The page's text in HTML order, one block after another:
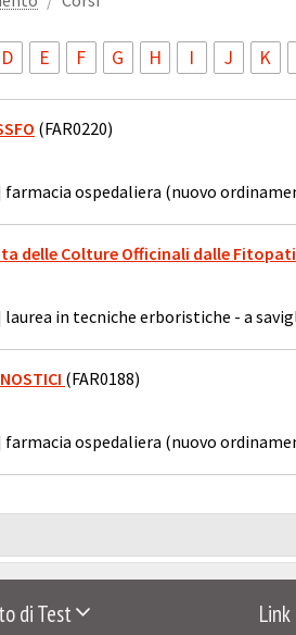
D E F G H I J K
(FAR0220)
farmacia ospedaliera (nuovo
delle Colture Officinali dalle
laurea in tecniche erboristiche - a
(FAR0188)
farmacia ospedaliera (nuovo
di Test